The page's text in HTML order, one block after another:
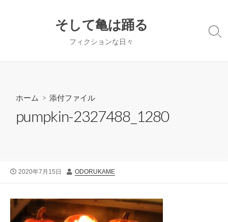
そして亀は踊る
フィクションな日々
検
ホーム > 添付ファイル
pumpkin-2327488_1280
公
2020年7月15日
投
ODORUKAME